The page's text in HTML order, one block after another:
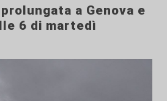
a Genova e
6 di martedì